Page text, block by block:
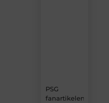
PSG
fanartikelen